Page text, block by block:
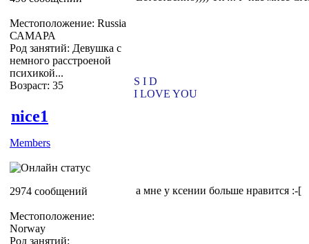
Местоположение: Russia
САМАРА
Род занятий: Девушка с
немного расстроеной
психикой...
Возраст: 35
S I D
I LOVE YOU
nice1
Members
2974 сообщений
Местоположение:
Norway
Род занятий:
а мне у ксении больше нравится :-[